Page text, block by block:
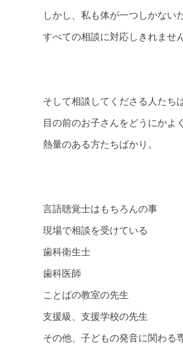
しかし、私も体が一つしかない
すべての相談に対応しきれません
そして相談してくださる人たち
目の前のお子さんをどうにかよ
熱量のある方たちばかり。
言語聴覚士はもちろんの事
現場で相談を受けている
歯科衛生士
歯科医師
ことばの教室の先生
支援級、支援学校の先生
その他、子どもの発音に関わる